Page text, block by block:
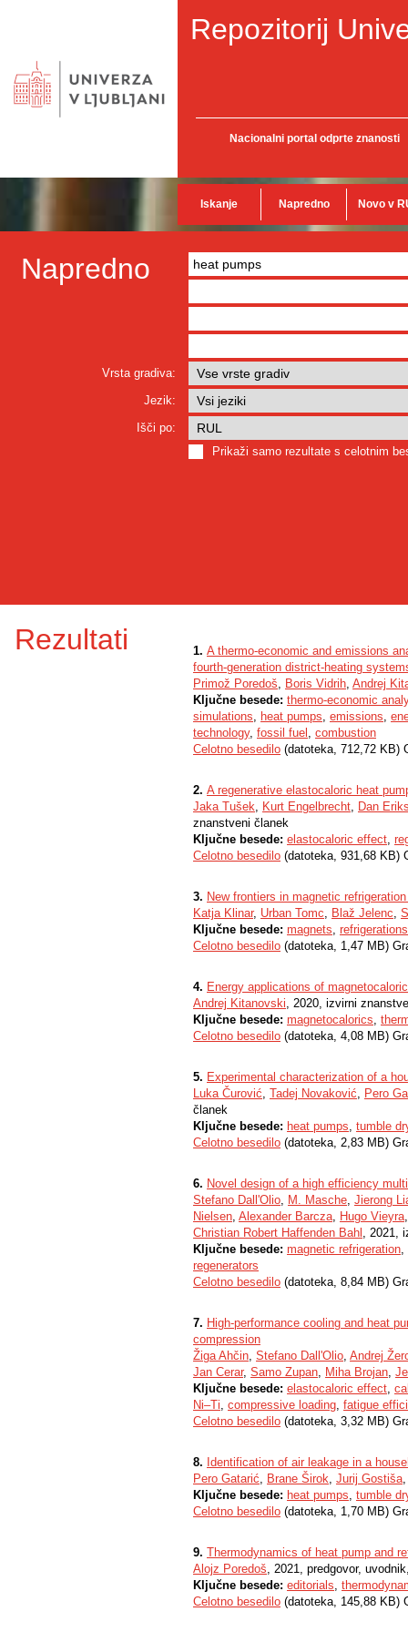
Repozitorij
Nacionalni portal odprte znanosti
Iskanje Napredno Novo v
Napredno
Vrsta gradiva:
Jezik:
Išči po:
Prikaži samo rezultate s celotnim
Rezultati 1. A thermo-economic and emissions
fourth-generation district-heating
Primož Poredoš, Boris Vidrih, Andrej
Ključne besede: thermo-economic
simulations, heat pumps, emissions,
technology, fossil fuel , combustion
Celotno besedilo (datoteka, 712,72 KB)
2. A regenerative elastocaloric heat
Jaka Tušek, Kurt Engelbrecht, Dan
znanstveni članek
Ključne besede: elastocaloric effect,
Celotno besedilo (datoteka, 931,68 KB)
3. New frontiers in magnetic
Katja Klinar, Urban Tomc, Blaž Jelenc,
Ključne besede: magnets, refrigerations
Celotno besedilo (datoteka, 1,47 MB)
4. Energy applications of
Andrej Kitanovski, 2020, izvirni
Ključne besede: magnetocalorics,
Celotno besedilo (datoteka, 4,08 MB)
5. Experimental characterization of a
Luka Čurović, Tadej Novaković, Pero
članek
Ključne besede: heat pumps, tumble
Celotno besedilo (datoteka, 2,83 MB)
6. Novel design of a high efficiency
Stefano DallʹOlio, M. Masche, Jierong
Nielsen, Alexander Barcza, Hugo Vieyra
Christian Robert Haffenden Bahl , 2021,
Ključne besede: magnetic refrigeration,
regenerators
Celotno besedilo (datoteka, 8,84 MB)
7. High-performance cooling and heat
compression
Žiga Ahčin, Stefano DallʹOlio, Andrej
Jan Cerar, Samo Zupan, Miha Brojan,
Ključne besede: elastocaloric effect,
Ni–Ti, compressive loading, fatigue
Celotno besedilo (datoteka, 3,32 MB)
8. Identification of air leakage in a
Pero Gatarić, Brane Širok, Jurij Gostiša,
Ključne besede: heat pumps, tumble
Celotno besedilo (datoteka, 1,70 MB)
9. Thermodynamics of heat pump and
Alojz Poredoš, 2021, predgovor,
Ključne besede: editorials,
Celotno besedilo (datoteka, 145,88 KB)